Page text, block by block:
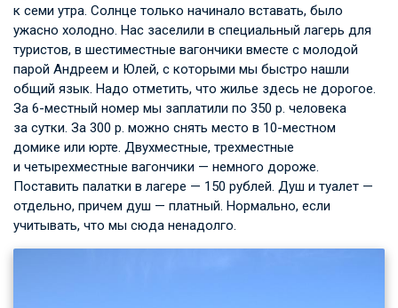
к семи утра. Солнце только начинало вставать, было
ужасно холодно. Нас заселили в специальный лагерь для
туристов, в шестиместные вагончики вместе с молодой
парой Андреем и Юлей, с которыми мы быстро нашли
общий язык. Надо отметить, что жилье здесь не дорогое.
За 6-местный номер мы заплатили по 350 р. человека
за сутки. За 300 р. можно снять место в 10-местном
домике или юрте. Двухместные, трехместные
и четырехместные вагончики — немного дороже.
Поставить палатки в лагере — 150 рублей. Душ и туалет —
отдельно, причем душ — платный. Нормально, если
учитывать, что мы сюда ненадолго.